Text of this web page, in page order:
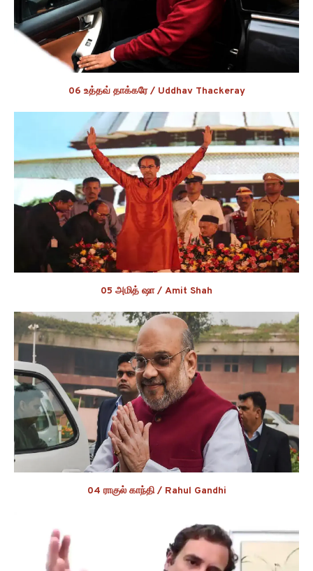
06 உத்தவ் தாக்கரே / Uddhav Thackeray
05 அமித் ஷா / Amit Shah
04 ராகுல் காந்தி / Rahul Gandhi